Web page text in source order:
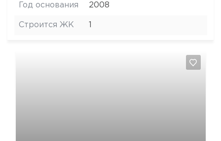
Год основания 2008
Строится ЖК